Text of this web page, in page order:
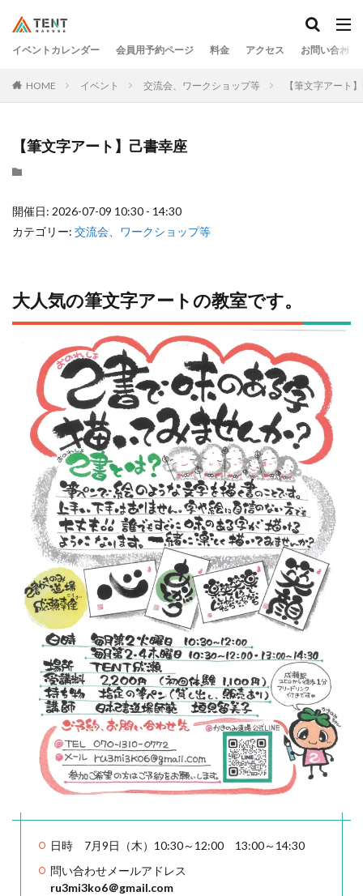
イベントカレンダー 会員用予約ページ 料金 アクセス お問い合わせ
HOME イベント 交流会、ワークショップ等 【筆文字アート
【筆文字アート】己書幸座
開催日: 2026-07-09 10:30 - 14:30
カテゴリー: 交流会、ワークショップ等
大人気の筆文字アートの教室です。
日時 7月9日（木）10:30～12:00 13:00～14:30
問い合わせメールアドレス
ru3mi3ko6＠gmail.com